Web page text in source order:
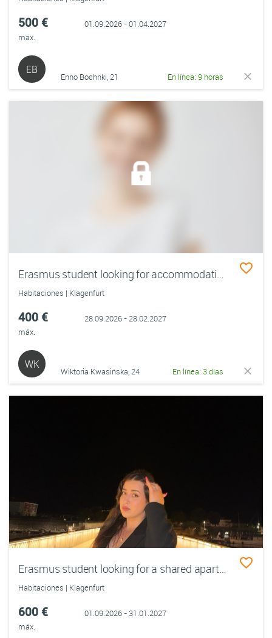
500 €
máx.
01.09.2026 - 01.04.2027
EB
Enno Boehnki, 21 En línea: 9 horas
Erasmus student looking for accommodation from the end of September till end of February
Habitaciones | Klagenfurt
400 €
máx.
28.09.2026 - 28.02.2027
WK
Wiktoria Kwasińska, 24 En línea: 3 días
Erasmus student looking for a shared apartment/room/flat
Habitaciones | Klagenfurt
600 €
máx.
01.09.2026 - 31.01.2027